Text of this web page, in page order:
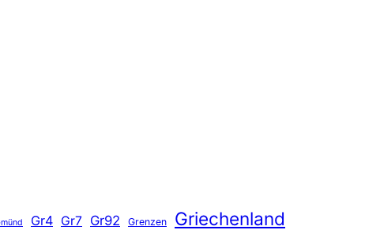
Gr4 Gr7 Gr92 Grenzen Griechenland